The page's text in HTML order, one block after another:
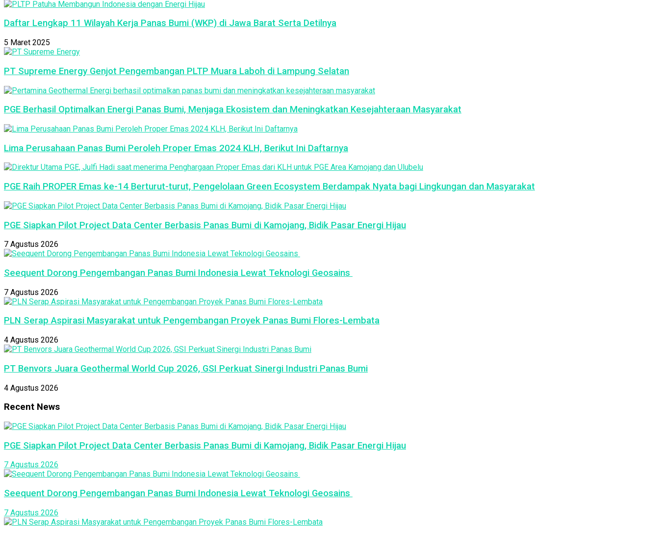
Daftar Lengkap 11 Wilayah Kerja Panas Bumi (WKP) di Jawa Barat Serta Detilnya
5 Maret 2025
PT Supreme Energy Genjot Pengembangan PLTP Muara Laboh di Lampung Selatan
PGE Berhasil Optimalkan Energi Panas Bumi, Menjaga Ekosistem dan Meningkatkan Kesejahteraan Masyarakat
Lima Perusahaan Panas Bumi Peroleh Proper Emas 2024 KLH, Berikut Ini Daftarnya
PGE Raih PROPER Emas ke-14 Berturut-turut, Pengelolaan Green Ecosystem Berdampak Nyata bagi Lingkungan dan Masyarakat
PGE Siapkan Pilot Project Data Center Berbasis Panas Bumi di Kamojang, Bidik Pasar Energi Hijau
7 Agustus 2026
Seequent Dorong Pengembangan Panas Bumi Indonesia Lewat Teknologi Geosains
7 Agustus 2026
PLN Serap Aspirasi Masyarakat untuk Pengembangan Proyek Panas Bumi Flores-Lembata
4 Agustus 2026
PT Benvors Juara Geothermal World Cup 2026, GSI Perkuat Sinergi Industri Panas Bumi
4 Agustus 2026
Recent News
PGE Siapkan Pilot Project Data Center Berbasis Panas Bumi di Kamojang, Bidik Pasar Energi Hijau
7 Agustus 2026
Seequent Dorong Pengembangan Panas Bumi Indonesia Lewat Teknologi Geosains
7 Agustus 2026